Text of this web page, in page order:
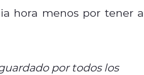
hora menos por tener a
por todos los